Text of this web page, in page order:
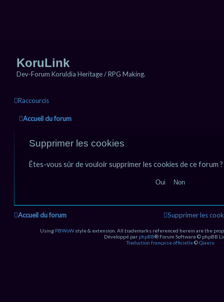
KoruLink
Dev-Forum Koruldia Heritage / RPG Making.
Raccourcis
Accueil du forum
Supprimer les cookies
Êtes-vous sûr de vouloir supprimer les cookies de ce forum ?
Accueil du forum Supprimer les
Using PBWoW style & extension. All trademarks referenced herein are the
Développé par phpBB® Forum Software © phpBB
Traduction française officielle©Qiaeru